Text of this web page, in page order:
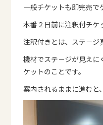
一般チケットも即完売で
本番２日前に注釈付チケ
注釈付きとは、ステ－ジ
機材でステ－ジが見えに
ケットのことです。
案内されるままに進むと